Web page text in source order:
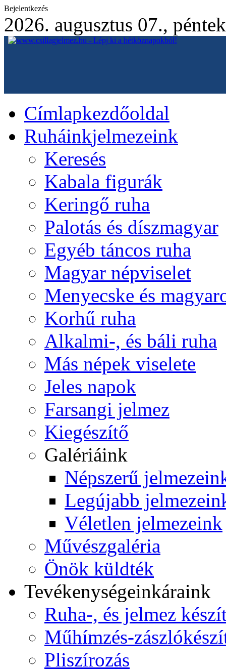
Bejelentkezés
2026. augusztus 07., péntek
Címlapkezdőoldal
Ruháinkjelmezeink
Keresés
Kabala figurák
Keringő ruha
Palotás és díszmagyar
Egyéb táncos ruha
Magyar népviselet
Menyecske és
Korhű ruha
Alkalmi-, és báli ruha
Más népek viselete
Jeles napok
Farsangi jelmez
Kiegészítő
Galériáink
Népszerű
Legújabb
Véletlen jelmezeink
Művészgaléria
Önök küldték
Tevékenységeinkáraink
Ruha-, és jelmez
Műhímzés-
Pliszírozás